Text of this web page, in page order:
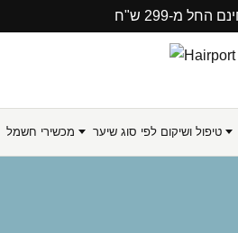
החל מ-299 ש"ח
טיפול ושיקום לפי סוג שיער מכשירי חשמל